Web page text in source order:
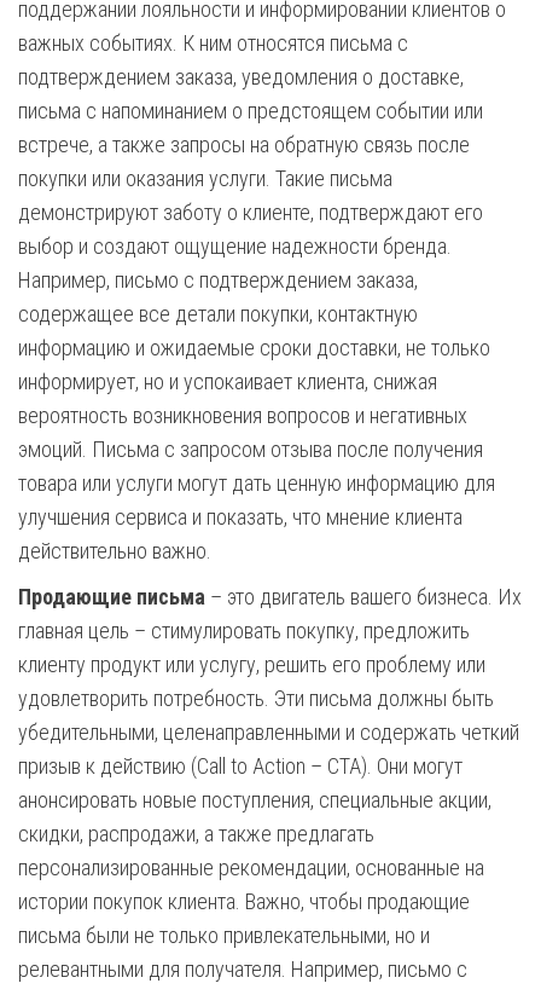
поддержании лояльности и информировании клиентов о
важных событиях. К ним относятся письма с
подтверждением заказа, уведомления о доставке,
письма с напоминанием о предстоящем событии или
встрече, а также запросы на обратную связь после
покупки или оказания услуги. Такие письма
демонстрируют заботу о клиенте, подтверждают его
выбор и создают ощущение надежности бренда.
Например, письмо с подтверждением заказа,
содержащее все детали покупки, контактную
информацию и ожидаемые сроки доставки, не только
информирует, но и успокаивает клиента, снижая
вероятность возникновения вопросов и негативных
эмоций. Письма с запросом отзыва после получения
товара или услуги могут дать ценную информацию для
улучшения сервиса и показать, что мнение клиента
действительно важно.
Продающие письма – это двигатель вашего бизнеса. Их
главная цель – стимулировать покупку, предложить
клиенту продукт или услугу, решить его проблему или
удовлетворить потребность. Эти письма должны быть
убедительными, целенаправленными и содержать четкий
призыв к действию (Call to Action – CTA). Они могут
анонсировать новые поступления, специальные акции,
скидки, распродажи, а также предлагать
персонализированные рекомендации, основанные на
истории покупок клиента. Важно, чтобы продающие
письма были не только привлекательными, но и
релевантными для получателя. Например, письмо с